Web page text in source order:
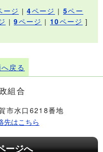
ージ |4ページ | 5ペー
|9ページ | 10ページ ]
戻る
組合
市水口6218番地
先はこちら
ージへ